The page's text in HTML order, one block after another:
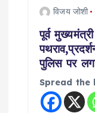
विजय जोशी
पूर्व
पुलिस पर
Spread the